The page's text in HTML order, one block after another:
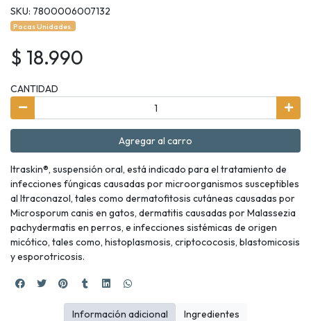
SKU: 7800006007132
Pocas Unidades.
$ 18.990
CANTIDAD
Agregar al carro
Itraskin®, suspensión oral, está indicado para el tratamiento de
infecciones fúngicas causadas por microorganismos susceptibles
al Itraconazol, tales como dermatofitosis cutáneas causadas por
Microsporum canis en gatos, dermatitis causadas por Malassezia
pachydermatis en perros, e infecciones sistémicas de origen
micótico, tales como, histoplasmosis, criptococosis, blastomicosis
y esporotricosis.
Información adicional Ingredientes